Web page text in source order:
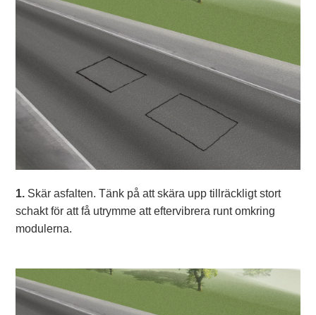
1. Skär asfalten. Tänk på att skära upp tillräckligt stort
schakt för att få utrymme att eftervibrera runt omkring
modulerna.